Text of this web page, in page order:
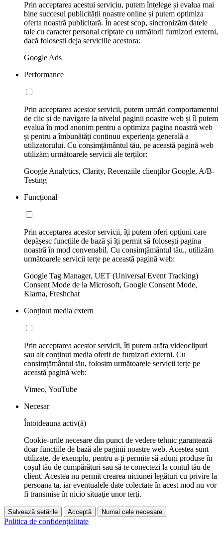
Prin acceptarea acestui serviciu, putem înțelege și evalua mai
bine succesul publicității noastre online și putem optimiza
oferta noastră publicitară. În acest scop, sincronizăm datele
tale cu caracter personal criptate cu următorii furnizori externi,
dacă folosești deja serviciile acestora:
Google Ads
Performance
Prin acceptarea acestor servicii, putem urmări comportamentul
de clic și de navigare la nivelul paginii noastre web și îl putem
evalua în mod anonim pentru a optimiza pagina noastră web
și pentru a îmbunătăți continuu experiența generală a
utilizatorului. Cu consimțământul tău, pe această pagină web
utilizăm următoarele servicii ale terților:
Google Analytics, Clarity, Recenziile clienților Google, A/B-
Testing
Funcțional
Prin acceptarea acestor servicii, îți putem oferi opțiuni care
depășesc funcțiile de bază și îți permit să folosești pagina
noastră în mod convenabil. Cu consimțământul tău., utilizăm
următoarele servicii terțe pe această pagină web:
Google Tag Manager, UET (Universal Event Tracking)
Consent Mode de la Microsoft, Google Consent Mode,
Klarna, Freshchat
Conținut media extern
Prin acceptarea acestor servicii, îți putem arăta videoclipuri
sau alt conținut media oferit de furnizori externi. Cu
consimțământul tău, folosim următoarele servicii terțe pe
această pagină web:
Vimeo, YouTube
Necesar
Întotdeauna activ(ă)
Cookie-urile necesare din punct de vedere tehnic garantează
doar funcțiile de bază ale paginii noastre web. Acestea sunt
utilizate, de exemplu, pentru a-ți permite să aduni produse în
coșul tău de cumpărături sau să te conectezi la contul tău de
client. Acestea nu permit crearea niciunei legături cu privire la
persoana ta, iar eventualele date colectate în acest mod nu vor
fi transmise în nicio situaţie unor terţi.
Salvează setările Acceptă Numai cele necesare
Politica de confidențialitate